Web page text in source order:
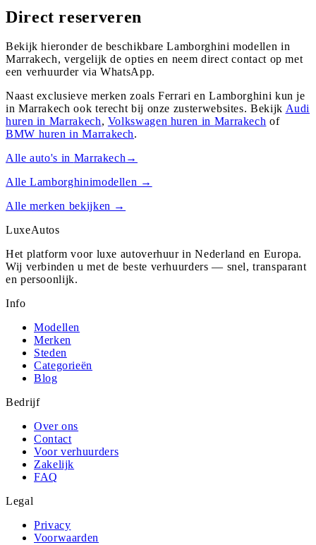
Direct reserveren
Bekijk hieronder de beschikbare Lamborghini modellen in
Marrakech, vergelijk de opties en neem direct contact op met
een verhuurder via WhatsApp.
Naast exclusieve merken zoals Ferrari en Lamborghini kun je
in Marrakech ook terecht bij onze zusterwebsites. Bekijk Audi
huren in Marrakech, Volkswagen huren in Marrakech of
BMW huren inMarrakech.
Alle auto's in Marrakech→
AlleLamborghinimodellen →
Alle merken bekijken →
LuxeAutos
Het platform voor luxe autoverhuur in Nederland en Europa.
Wij verbinden u met de beste verhuurders — snel, transparant
en persoonlijk.
Info
Modellen
Merken
Steden
Categorieën
Blog
Bedrijf
Over ons
Contact
Voor verhuurders
Zakelijk
FAQ
Legal
Privacy
Voorwaarden